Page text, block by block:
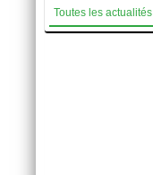
Toutes les actualités